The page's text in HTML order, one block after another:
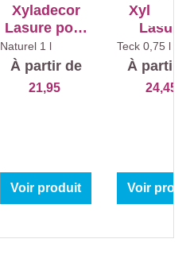
Xyladecor
Lasure pour
Meubles de
Jardin
Naturel 1 l
À partir de
21,95
Voir produit
Lasure
Meuble
Jardin
Naturel
Teck 0,75 l
À partir
24,45
Voir